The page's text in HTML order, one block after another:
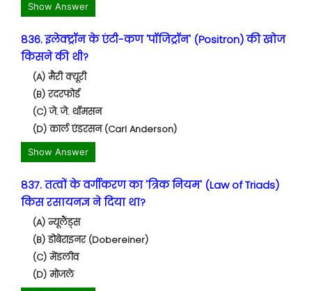
Show Answer
836. इलेक्ट्रॉन के एंटी-कण 'पॉजिट्रॉन' (Positron) की खोज
किसने की थी?
(A) मैरी क्यूरी
(B) रदरफोर्ड
(C) जे. जे. थॉमसन
(D) कार्ल एंडरसन (Carl Anderson)
Show Answer
837. तत्वों के वर्गीकरण का 'त्रिक नियम' (Law of Triads)
किस रसायनज्ञ ने दिया था?
(A) न्यूलैंड्स
(B) डोबेराइनर (Dobereiner)
(C) मेंडलीव
(D) मोजले